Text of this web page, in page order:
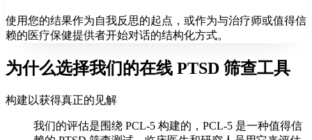
使用您的结果作为自我反思的起点，或作为与治疗师或值得信
赖的医疗保健提供者开始对话的结构化方式。
为什么选择我们的在线 PTSD 筛查工具
构建以获得真正的见解
我们的评估是围绕 PCL-5 构建的，PCL-5 是一种值得信